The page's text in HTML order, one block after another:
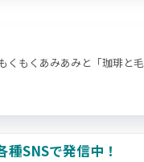
くもくあみあみと「珈琲と
種SNSで発信中！